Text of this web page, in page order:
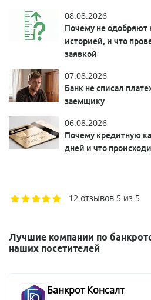
08.08.2026
Почему не одобряют
историей, и что
заявкой
07.08.2026
Банк не списал
заемщику
06.08.2026
Почему кредитную
дней и что
12 отзывов 5 из 5
Лучшие компании по
наших посетителей
Банкрот Консалт